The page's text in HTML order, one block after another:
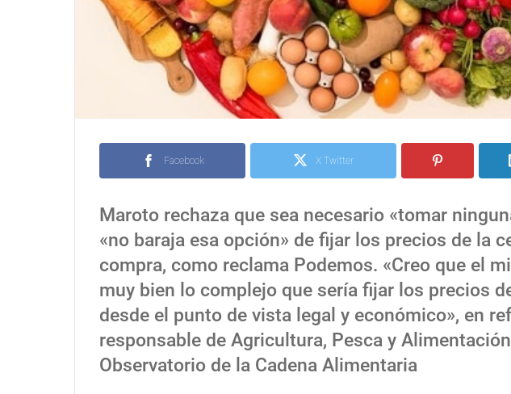
Facebook X Twitter
Maroto rechaza que sea necesario «tomar
«no baraja esa opción» de fijar los precios de la
compra, como reclama Podemos. «Creo que el
muy bien lo complejo que sería fijar los precios
desde el punto de vista legal y económico», en
responsable de Agricultura, Pesca y
Observatorio de la Cadena Alimentaria